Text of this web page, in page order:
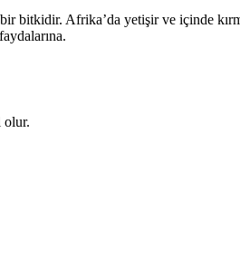
bitkidir. Afrika’da yetişir ve içinde
olur.